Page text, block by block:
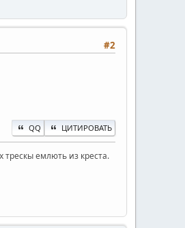
#2
QQ ЦИТИРОВАТЬ
трескы емлють из креста.